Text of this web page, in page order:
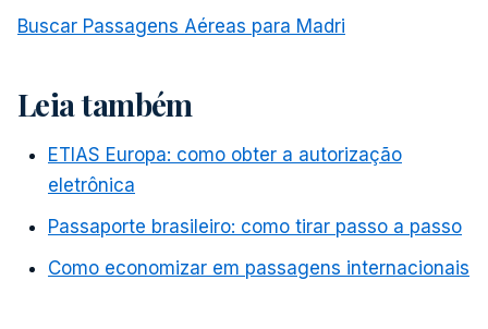
Buscar Passagens Aéreas para Madri
Leia também
ETIAS Europa: como obter a autorização
eletrônica
Passaporte brasileiro: como tirar passo a passo
Como economizar em passagens internacionais